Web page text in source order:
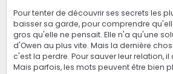
Pour tenter de découvrir ses secrets les
baisser sa garde, pour comprendre
gros qu'elle ne pensait. Elle n'a qu'une
d'Owen au plus vite. Mais la dernière
c'est la perdre. Pour sauver leur relation,
Mais parfois, les mots peuvent être bien